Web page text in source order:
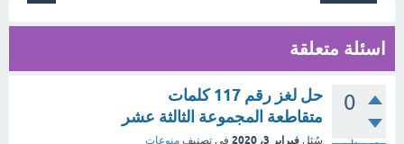
اسئلة متعلقة
0
حل لغز رقم 117 كلمات
متقاطعة المجموعة الثالثة عشر
سُئل فبراير 3، 2020 في تصنيف منوعات